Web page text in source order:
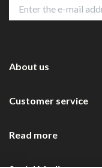
About us
Customer service
Read more